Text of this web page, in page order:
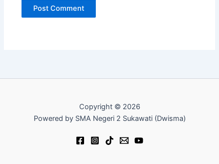
Copyright © 2026
Powered by SMA Negeri 2 Sukawati (Dwisma)